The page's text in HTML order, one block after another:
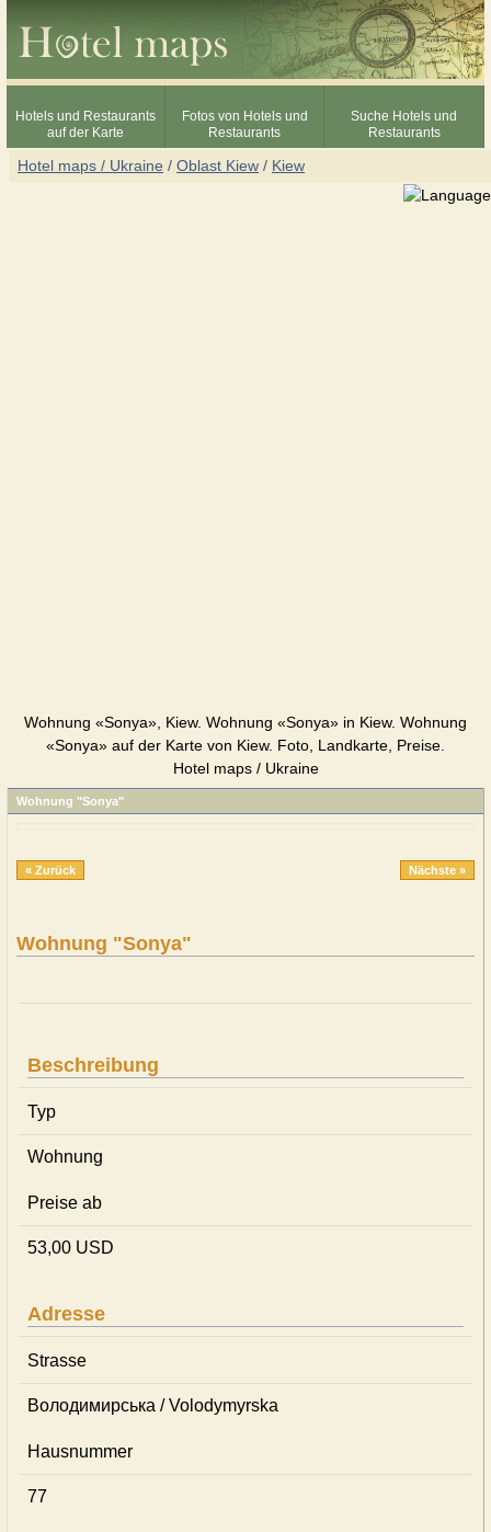
Hotels und Restaurants
auf der Karte
Fotos von Hotels und
Restaurants
Suche Hotels und
Restaurants
Hotel maps / Ukraine / Oblast Kiew / Kiew
Wohnung «Sonya», Kiew. Wohnung «Sonya» in Kiew. Wohnung
«Sonya» auf der Karte von Kiew. Foto, Landkarte, Preise.
Hotel maps / Ukraine
Wohnung "Sonya"
« Zurück Nächste »
Wohnung "Sonya"
Beschreibung
Typ
Wohnung
Preise ab
53,00 USD
Adresse
Strasse
Володимирська / Volodymyrska
Hausnummer
77